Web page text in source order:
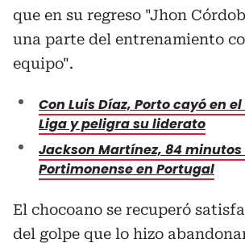
que en su regreso "Jhon
una parte del entrenamiento
equipo".
Con Luis Díaz, Porto cayó en
Liga y peligra su liderato
Jackson Martínez, 84
Portimonense en Portugal
El chocoano se recuperó
del golpe que lo hizo